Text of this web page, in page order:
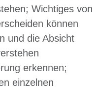
Wichtiges von
können
und die Absicht
erkennen;
einzelnen